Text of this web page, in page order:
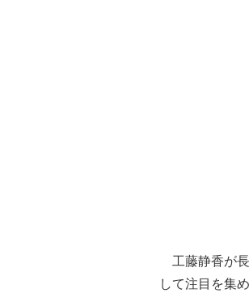
工藤静香が長
して注目を集